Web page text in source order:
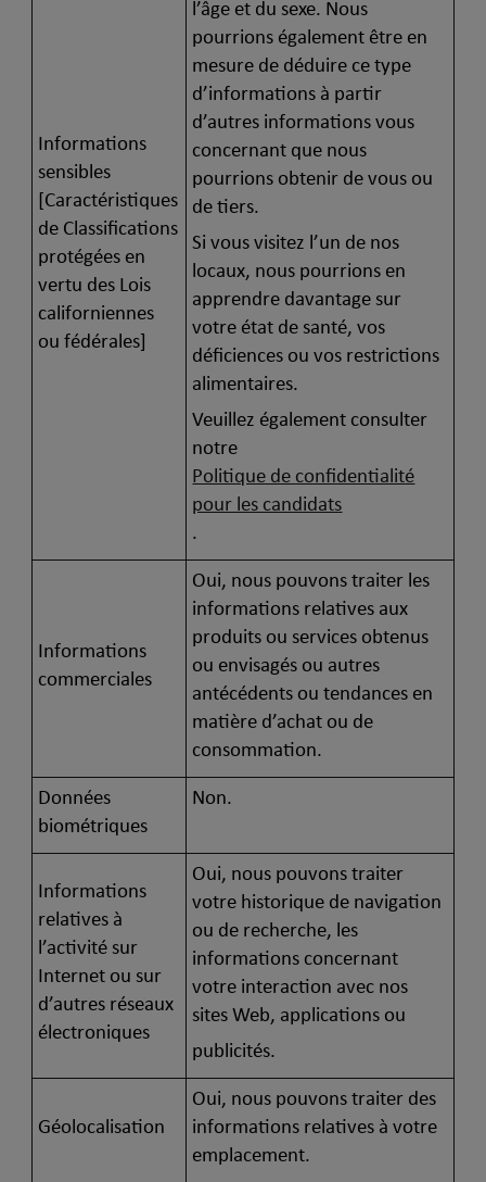
Informations
sensibles
[Caractéristiques
de Classifications
protégées en
vertu des Lois
californiennes
ou fédérales]
l’âge et du sexe. Nous
pourrions également être en
mesure de déduire ce type
d’informations à partir
d’autres informations vous
concernant que nous
pourrions obtenir de vous ou
de tiers.
Si vous visitez l’un de nos
locaux, nous pourrions en
apprendre davantage sur
votre état de santé, vos
déficiences ou vos restrictions
alimentaires.
Veuillez également consulter
notre
Politique de confidentialité
pour les candidats
.
Informations
commerciales
Oui, nous pouvons traiter les
informations relatives aux
produits ou services obtenus
ou envisagés ou autres
antécédents ou tendances en
matière d’achat ou de
consommation.
Données
biométriques
Non.
Informations
relatives à
l’activité sur
Internet ou sur
d’autres réseaux
électroniques
Oui, nous pouvons traiter
votre historique de navigation
ou de recherche, les
informations concernant
votre interaction avec nos
sites Web, applications ou
publicités.
Géolocalisation
Oui, nous pouvons traiter des
informations relatives à votre
emplacement.